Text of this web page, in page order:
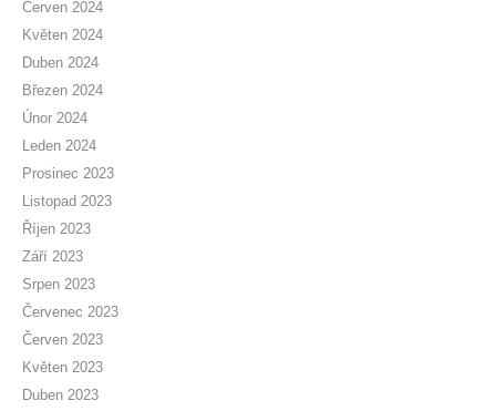
Červen 2024
Květen 2024
Duben 2024
Březen 2024
Únor 2024
Leden 2024
Prosinec 2023
Listopad 2023
Říjen 2023
Září 2023
Srpen 2023
Červenec 2023
Červen 2023
Květen 2023
Duben 2023